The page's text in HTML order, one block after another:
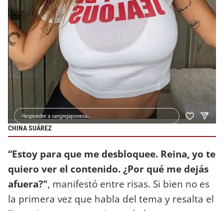
CHINA SUÁREZ
“Estoy para que me desbloquee. Reina, yo te
quiero ver el contenido. ¿Por qué me dejás
afuera?", manifestó entre risas. Si bien no es
la primera vez que habla del tema y resalta el